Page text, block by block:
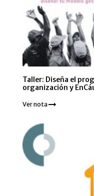
Taller: Diseña el
organización y
Ver nota